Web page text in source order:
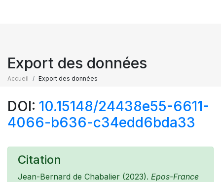
Export des données
Accueil Export des données
DOI: 10.15148/24438e55-6611-
4066-b636-c34edd6bda33
Citation
Jean-Bernard de Chabalier (2023). Epos-France